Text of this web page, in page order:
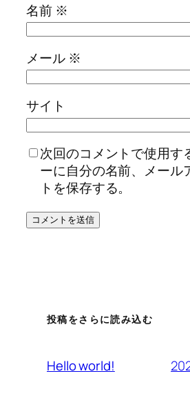
名前 ※
メール ※
サイト
次回のコメントで使用す
ーに自分の名前、メール
トを保存する。
投稿をさらに読み込む
Hello world!